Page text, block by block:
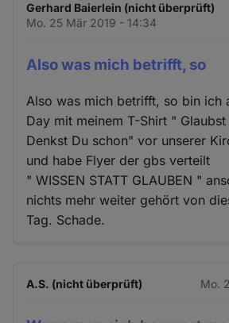
Gerhard Baierlein (nicht überprüft)
Mo. 25 Mär 2019 - 14:34
Also was mich betrifft, so
Also was mich betrifft, so bin ich
Day mit meinem T-Shirt "
Denkst Du schon" vor unserer
und habe Flyer der gbs verteilt
" WISSEN STATT GLAUBEN "
nichts mehr weiter gehört von
Tag. Schade.
A.S. (nicht überprüft) Mo.